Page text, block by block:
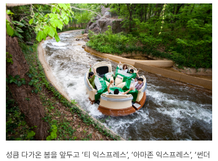
성큼 다가온 봄을 앞두고 ‘티 익스프레스’, ‘아마존 익스프레스’, ‘썬더